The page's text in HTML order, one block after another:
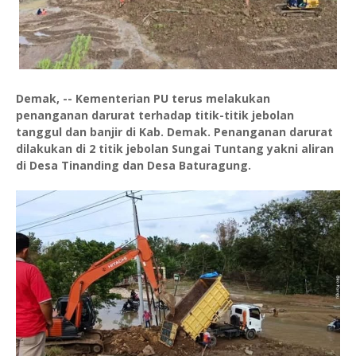
Demak, -- Kementerian PU terus melakukan
penanganan darurat terhadap titik-titik jebolan
tanggul dan banjir di Kab. Demak. Penanganan darurat
dilakukan di 2 titik jebolan Sungai Tuntang yakni aliran
di Desa Tinanding dan Desa Baturagung.